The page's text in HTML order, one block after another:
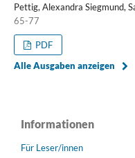
Pettig, Alexandra Siegmund,
65-77
PDF
Alle Ausgaben anzeigen
Informationen
Für Leser/innen